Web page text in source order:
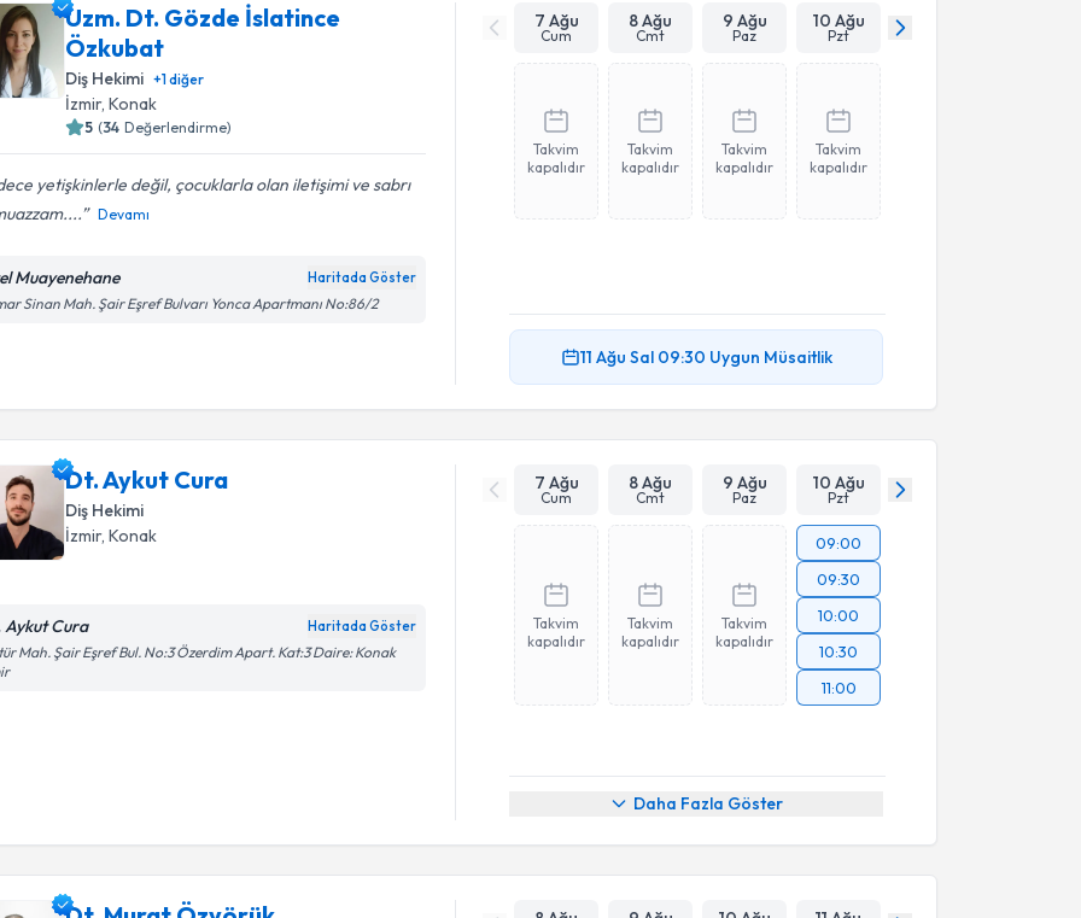
Uzm. Dt. Gözde İslatince
Özkubat
Diş Hekimi +1diğer
İzmir, Konak
5 (34 Değerlendirme)
yetişkinlerle değil, çocuklarla olan iletişimi ve sabrı
Devamı
Muayenehane Haritada Göster
Sinan Mah. Şair Eşref Bulvarı Yonca Apartmanı No:86/2
7 Ağu
Cum
8 Ağu
Cmt
9 Ağu
Paz
10 Ağu
Pzt
Takvim
kapalıdır
Takvim
kapalıdır
Takvim
kapalıdır
Takvim
kapalıdır
11 Ağu Sal 09:30 Uygun Müsaitlik
Dt. Aykut Cura
Diş Hekimi
İzmir, Konak
Aykut Cura Haritada Göster
Mah. Şair Eşref Bul. No:3 Özerdim Apart. Kat:3 Daire: Konak
7 Ağu
Cum
8 Ağu
Cmt
9 Ağu
Paz
10 Ağu
Pzt
Takvim
kapalıdır
Takvim
kapalıdır
Takvim
kapalıdır
09:00
09:30
10:00
10:30
11:00
Daha Fazla Göster